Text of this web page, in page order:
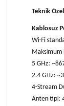
Teknik
Kablosuz
Wi-Fi
Maksimum
5 GHz:
2.4 GHz:
4-Stream
Anten tipi: